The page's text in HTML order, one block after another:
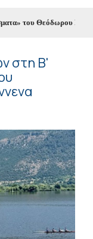
του Θεόδωρου
στη Β'